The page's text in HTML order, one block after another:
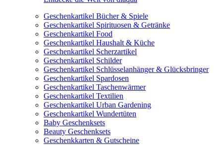
Geschenkartikel Bücher & Spiele
Geschenkartikel Spirituosen & Getränke
Geschenkartikel Food
Geschenkartikel Haushalt & Küche
Geschenkartikel Scherzartikel
Geschenkartikel Schilder
Geschenkartikel Schlüsselanhänger & Glücksbringer
Geschenkartikel Spardosen
Geschenkartikel Taschenwärmer
Geschenkartikel Textilien
Geschenkartikel Urban Gardening
Geschenkartikel Wundertüten
Baby Geschenksets
Beauty Geschenksets
Geschenkkarten & Gutscheine